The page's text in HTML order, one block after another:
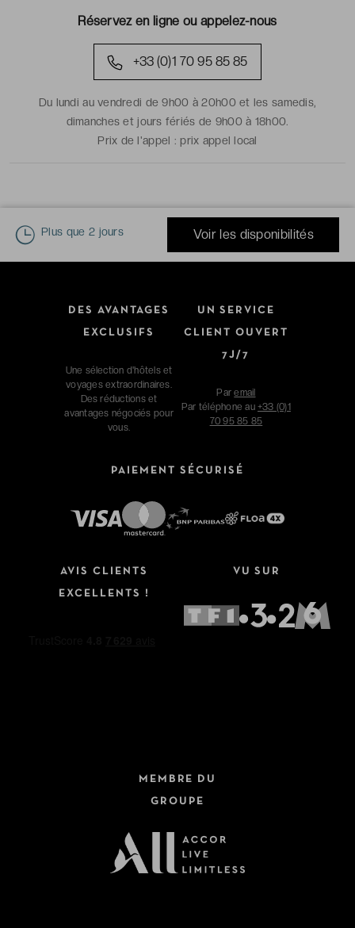
Réservez en ligne ou appelez-nous
+33 (0)1 70 95 85 85
Du lundi au vendredi de 9h00 à 20h00 et les samedis,
dimanches et jours fériés de 9h00 à 18h00.
Prix de l'appel :prix appel local
Plus que 2 jours Voir les disponibilités
DES AVANTAGES
EXCLUSIFS
Une sélection d'hôtels et
voyages extraordinaires.
Des réductions et
avantages négociés pour
vous.
UN SERVICE
CLIENT OUVERT
7J/7
Paremail
Par téléphone au +33 (0)1
70 95 85 85
PAIEMENT SÉCURISÉ
AVIS CLIENTS
EXCELLENTS !
VU SUR
MEMBRE DU
GROUPE